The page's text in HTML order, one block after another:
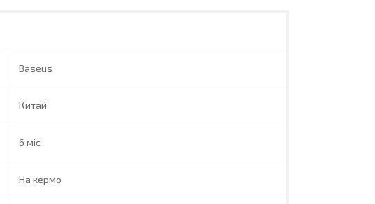
Baseus
Китай
6 міс
На кермо